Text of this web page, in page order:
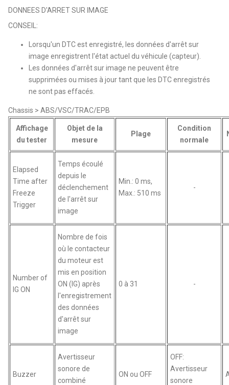
DONNEES D'ARRET SUR IMAGE
CONSEIL:
Lorsqu'un DTC est enregistré, les données d'arrêt sur
image enregistrent l'état actuel du véhicule (capteur).
Les données d'arrêt sur image ne peuvent être
supprimées ou mises à jour tant que les DTC enregistrés
ne sont pas effacés.
Chassis > ABS/VSC/TRAC/EPB
Affichage
du tester
Objet de la
mesure
Plage
Condition
normale
Elapsed
Time after
Freeze
Trigger
Temps écoulé
depuis le
déclenchement
de l'arrêt sur
image
Min.: 0 ms,
Max.: 510 ms
-
Number of
IG ON
Nombre de fois
où le contacteur
du moteur est
mis en position
ON (IG) après
l'enregistrement
des données
d'arrêt sur
image
0 à 31 -
Buzzer
Avertisseur
sonore de
combiné
ON ou OFF
OFF:
Avertisseur
sonore